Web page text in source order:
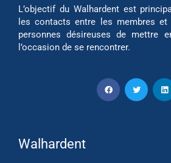
L’objectif du Walhardent est
les contacts entre les membres
personnes désireuses de mettre
l’occasion de se rencontrer.
Walhardent